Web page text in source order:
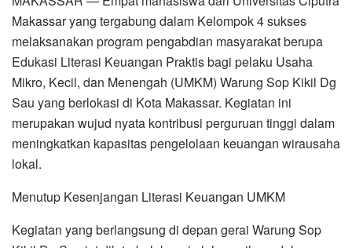
Makassar yang tergabung dalam Kelompok 4 sukses
melaksanakan program pengabdian masyarakat berupa
Edukasi Literasi Keuangan Praktis bagi pelaku Usaha
Mikro, Kecil, dan Menengah (UMKM) Warung Sop Kikil Dg
Sau yang berlokasi di Kota Makassar. Kegiatan ini
merupakan wujud nyata kontribusi perguruan tinggi dalam
meningkatkan kapasitas pengelolaan keuangan wirausaha
lokal.
Menutup Kesenjangan Literasi Keuangan UMKM
Kegiatan yang berlangsung di depan gerai Warung Sop